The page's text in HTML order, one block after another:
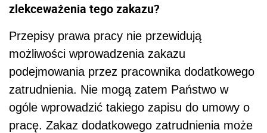
zlekceważenia tego zakazu?
Przepisy prawa pracy nie przewidują
możliwości wprowadzenia zakazu
podejmowania przez pracownika dodatkowego
zatrudnienia. Nie mogą zatem Państwo w
ogóle wprowadzić takiego zapisu do umowy o
pracę. Zakaz dodatkowego zatrudnienia może